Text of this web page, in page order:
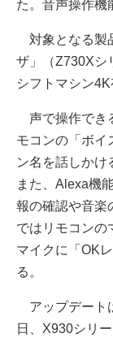
た。音声操作機
対象となる製
ザ」（Z730Xシ
シフトマシン
声で操作でき
モコンの「ボイ
ン名を話しかけ
また、Alexa機
報の確認や音楽
ではリモコンの
マイクに「OK
る。
アップデート
日、X930シリ